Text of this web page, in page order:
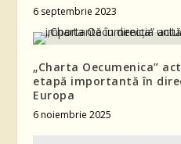
6 septembrie 2023
„Charta Oecumenica”
etapă importantă în
Europa
6 noiembrie 2025